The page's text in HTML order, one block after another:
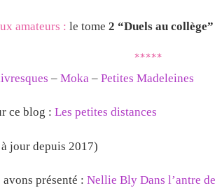
amateurs : le tome 2 “Duels au collège”
*****
– Moka – Petites Madeleines
ce blog : Les petites distances
jour depuis 2017)
présenté : Nellie Bly Dans l’antre